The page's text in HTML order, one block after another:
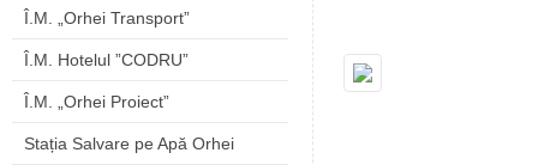
Î.M. „Orhei Transport”
Î.M. Hotelul ”CODRU”
Î.M. „Orhei Proiect”
Stația Salvare pe Apă Orhei